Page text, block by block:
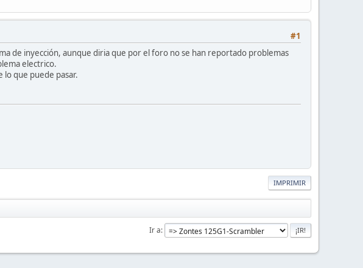
#1
de inyección, aunque diria que por el foro no se han reportado problemas
electrico.
lo que puede pasar.
IMPRIMIR
Ir a